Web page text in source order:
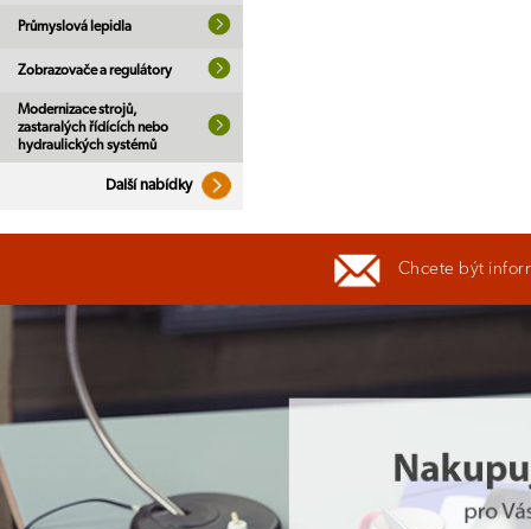
Průmyslová lepidla
Zobrazovače a regulátory
Modernizace strojů,
zastaralých řídících nebo
hydraulických systémů
Další nabídky
Chcete být